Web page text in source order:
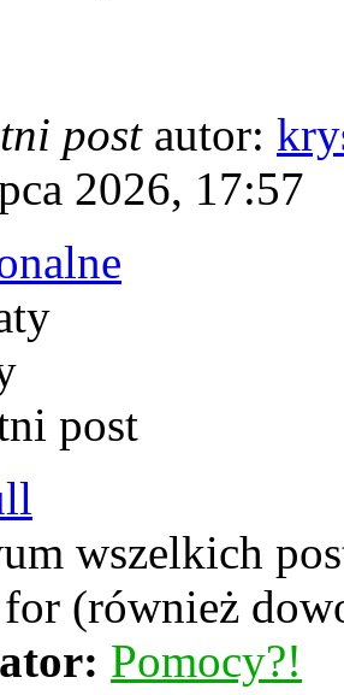
postautor:
2026, 17:57
post
wszelkich
(również
Pomocy?!